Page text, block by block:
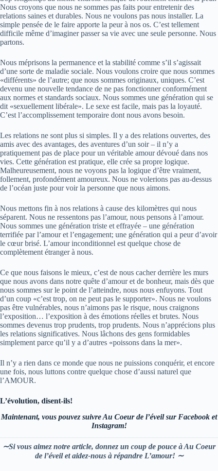
Nous croyons que nous ne sommes pas faits pour entretenir des
relations saines et durables. Nous ne voulons pas nous installer. La
simple pensée de le faire apporte la peur à nos os. C’est tellement
difficile même d’imaginer passer sa vie avec une seule personne. Nous
partons.
Nous méprisons la permanence et la stabilité comme s’il s’agissait
d’une sorte de maladie sociale. Nous voulons croire que nous sommes
«différents» de l’autre; que nous sommes originaux, uniques. C’est
devenu une nouvelle tendance de ne pas fonctionner conformément
aux normes et standards sociaux. Nous sommes une génération qui se
dit «sexuellement libérale». Le sexe est facile, mais pas la loyauté.
C’est l’accomplissement temporaire dont nous avons besoin.
Les relations ne sont plus si simples. Il y a des relations ouvertes, des
amis avec des avantages, des aventures d’un soir – il n’y a
pratiquement pas de place pour un véritable amour dévoué dans nos
vies. Cette génération est pratique, elle crée sa propre logique.
Malheureusement, nous ne voyons pas la logique d’être vraiment,
follement, profondément amoureux. Nous ne volerions pas au-dessus
de l’océan juste pour voir la personne que nous aimons.
Nous mettons fin à nos relations à cause des kilomètres qui nous
séparent. Nous ne ressentons pas l’amour, nous pensons à l’amour.
Nous sommes une génération triste et effrayée – une génération
terrifiée par l’amour et l’engagement; une génération qui a peur d’avoir
le cœur brisé. L’amour inconditionnel est quelque chose de
complètement étranger à nous.
Ce que nous faisons le mieux, c’est de nous cacher derrière les murs
que nous avons dans notre quête d’amour et de bonheur, mais dès que
nous sommes sur le point de l’atteindre, nous nous enfuyons. Tout
d’un coup «c’est trop, on ne peut pas le supporter». Nous ne voulons
pas être vulnérables, nous n’aimons pas le risque, nous craignons
l’exposition… l’exposition à des émotions réelles et brutes. Nous
sommes devenus trop prudents, trop prudents. Nous n’apprécions plus
les relations significatives. Nous lâchons des gens formidables
simplement parce qu’il y a d’autres «poissons dans la mer».
Il n’y a rien dans ce monde que nous ne puissions conquérir, et encore
une fois, nous luttons contre quelque chose d’aussi naturel que
l’AMOUR.
L’évolution, disent-ils!
Maintenant, vous pouvez suivre Au Coeur de l’éveil sur Facebook et
Instagram!
∼Si vous aimez notre article, donnez un coup de pouce à Au Coeur
de l’éveil et aidez-nous à répandre L’amour! ∼